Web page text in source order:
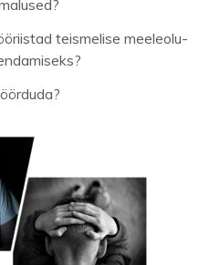
teismelise meeleolu-